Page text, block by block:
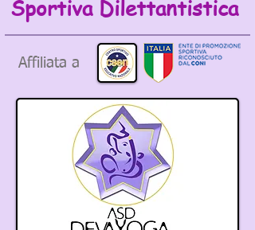
Sportiva Dilettantistica
Affiliata a